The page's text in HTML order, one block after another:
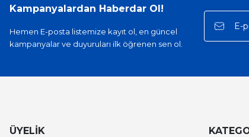
Onur Kerem Öztürk | 28/07/2025
Kampanyalardan Haberdar Ol!
Hemen E-posta listemize kayıt ol, en güncel
kampanyalar ve duyuruları ilk öğrenen sen ol.
ÜYELİK